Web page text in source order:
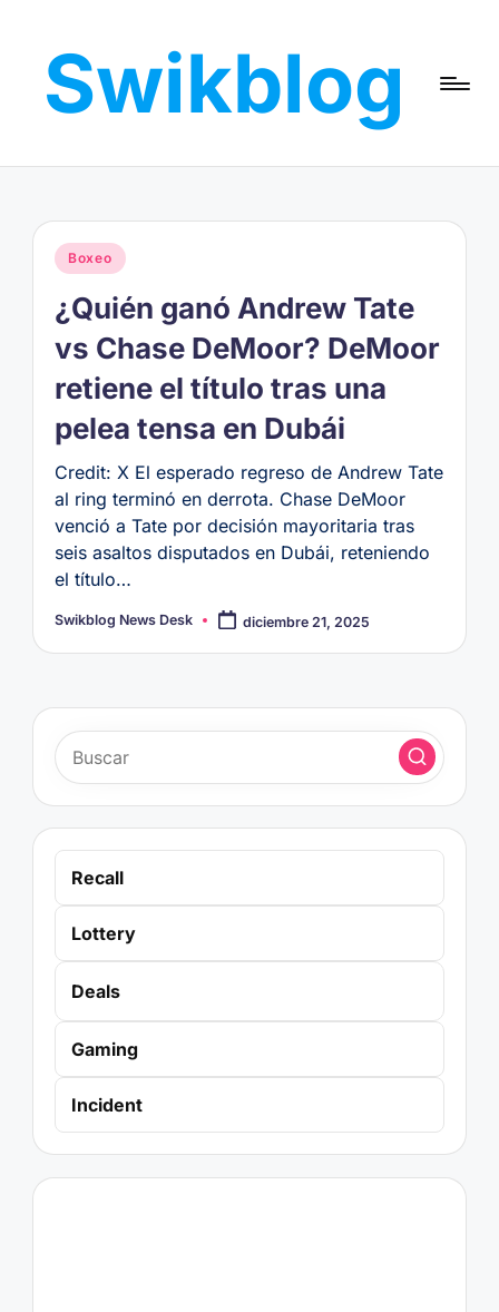
contenidoSwikblog
Read,
the
with
Swikblog
Publicado
en
Boxeo
¿Quién ganó Andrew Tate
vs Chase DeMoor? DeMoor
retiene el título tras una
pelea tensa en Dubái
Credit: X El esperado regreso de Andrew Tate
al ring terminó en derrota. Chase DeMoor
venció a Tate por decisión mayoritaria tras
seis asaltos disputados en Dubái, reteniendo
el título…
Publicado
Swikblog News Desk diciembre 21, 2025
Recall
Lottery
Deals
Gaming
Incident